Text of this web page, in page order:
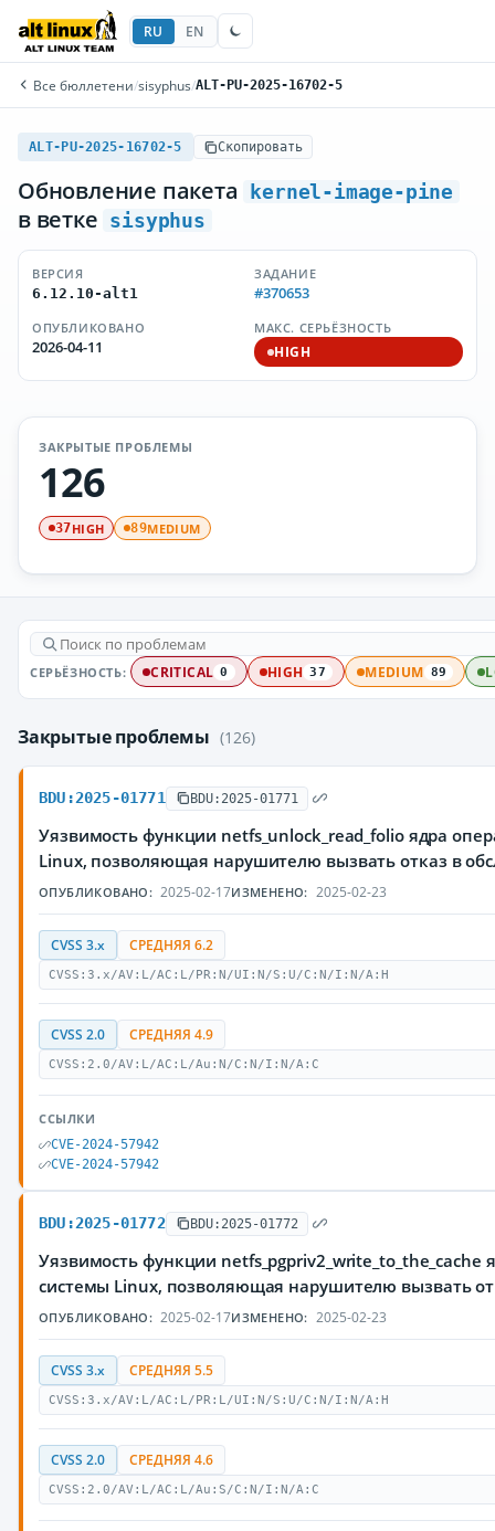
RU EN
Все бюллетени/sisyphus/ALT-PU-2025-16702-5
ALT-PU-2025-16702-5 Скопировать
Обновление пакета kernel-image-pine
в ветке sisyphus
ВЕРСИЯ
6.12.10-alt1
ЗАДАНИЕ
#370653
ОПУБЛИКОВАНО
2026-04-11
МАКС. СЕРЬЁЗНОСТЬ
HIGH
ЗАКРЫТЫЕ ПРОБЛЕМЫ
126
37HIGH 89MEDIUM
СЕРЬЁЗНОСТЬ: CRITICAL 0 HIGH 37 MEDIUM 89
Закрытые проблемы (126)
BDU:2025-01771 BDU:2025-01771
Уязвимость функции netfs_unlock_read_folio ядра
Linux, позволяющая нарушителю вызвать отказ в
ОПУБЛИКОВАНО: 2025-02-17ИЗМЕНЕНО: 2025-02-23
CVSS 3.x СРЕДНЯЯ 6.2
CVSS:3.x/AV:L/AC:L/PR:N/UI:N/S:U/C:N/I:N/A:H
CVSS 2.0 СРЕДНЯЯ 4.9
CVSS:2.0/AV:L/AC:L/Au:N/C:N/I:N/A:C
ССЫЛКИ
CVE-2024-57942
CVE-2024-57942
BDU:2025-01772 BDU:2025-01772
Уязвимость функции netfs_pgpriv2_write_to_the_cache
системы Linux, позволяющая нарушителю вызвать
ОПУБЛИКОВАНО: 2025-02-17ИЗМЕНЕНО: 2025-02-23
CVSS 3.x СРЕДНЯЯ 5.5
CVSS:3.x/AV:L/AC:L/PR:L/UI:N/S:U/C:N/I:N/A:H
CVSS 2.0 СРЕДНЯЯ 4.6
CVSS:2.0/AV:L/AC:L/Au:S/C:N/I:N/A:C